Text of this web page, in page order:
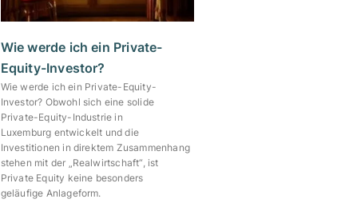
Wie werde ich ein Private-
Equity-Investor?
Wie werde ich ein Private-Equity-
Investor? Obwohl sich eine solide
Private-Equity-Industrie in
Luxemburg entwickelt und die
Investitionen in direktem Zusammenhang
stehen mit der „Realwirtschaft“, ist
Private Equity keine besonders
geläufige Anlageform.